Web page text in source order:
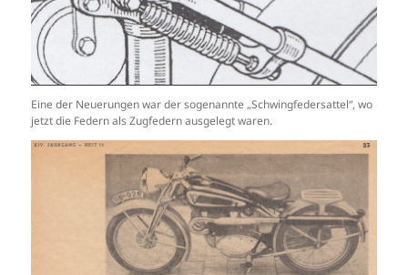
Eine der Neuerungen war der sogenannte „Schwingfedersattel“, wo
jetzt die Federn als Zugfedern ausgelegt waren.